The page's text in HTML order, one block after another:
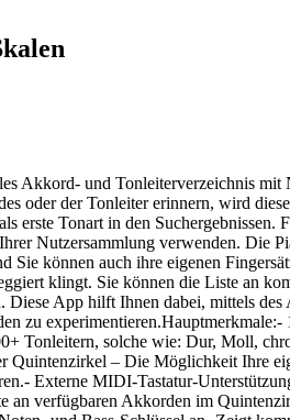
Akkord- und Tonleiterverzeichnis
oder der Tonleiter erinnern, wird
erste Tonart in den
Nutzersammlung verwenden. Die
Sie können auch ihre eigenen
klingt. Sie können die Liste an
Diese App hilft Ihnen dabei, mittels
zu
Tonleitern, solche wie: Dur, Moll,
Quintenzirkel – Die Möglichkeit Ihre
Externe MIDI-Tastatur-
an verfügbaren Akkorden im